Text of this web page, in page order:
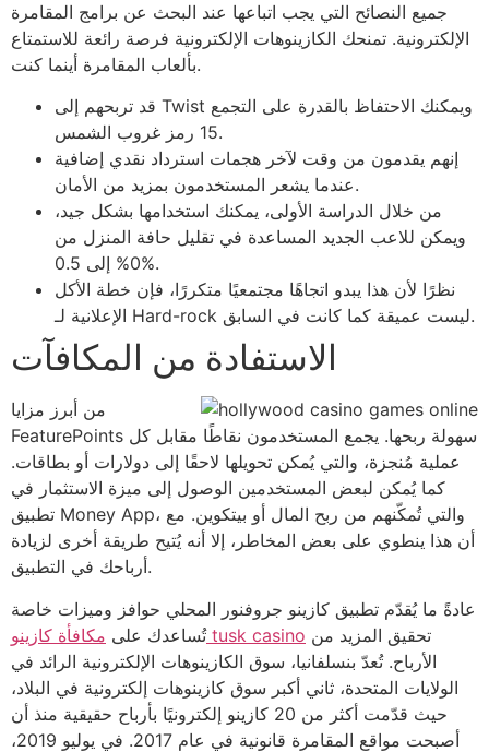
جميع النصائح التي يجب اتباعها عند البحث عن برامج المقامرة
الإلكترونية. تمنحك الكازينوهات الإلكترونية فرصة رائعة للاستمتاع
بألعاب المقامرة أينما كنت.
قد تربحهم إلى Twist ويمكنك الاحتفاظ بالقدرة على التجمع
15 رمز غروب الشمس.
إنهم يقدمون من وقت لآخر هجمات استرداد نقدي إضافية
عندما يشعر المستخدمون بمزيد من الأمان.
من خلال الدراسة الأولى، يمكنك استخدامها بشكل جيد،
ويمكن للاعب الجديد المساعدة في تقليل حافة المنزل من
0% إلى 0.5%.
نظرًا لأن هذا يبدو اتجاهًا مجتمعيًا متكررًا، فإن خطة الأكل
الإعلانية لـ Hard-rock ليست عميقة كما كانت في السابق.
الاستفادة من المكافآت
من أبرز مزايا
FeaturePoints سهولة ربحها. يجمع المستخدمون نقاطًا مقابل كل
عملية مُنجزة، والتي يُمكن تحويلها لاحقًا إلى دولارات أو بطاقات.
كما يُمكن لبعض المستخدمين الوصول إلى ميزة الاستثمار في
تطبيق Money App، والتي تُمكّنهم من ربح المال أو بيتكوين. مع
أن هذا ينطوي على بعض المخاطر، إلا أنه يُتيح طريقة أخرى لزيادة
أرباحك في التطبيق.
عادةً ما يُقدّم تطبيق كازينو جروفنور المحلي حوافز وميزات خاصة
تُساعدك علىمكافأة كازينو tusk casino
الأرباح. تُعدّ بنسلفانيا، سوق الكازينوهات الإلكترونية الرائد في
الولايات المتحدة، ثاني أكبر سوق كازينوهات إلكترونية في البلاد،
حيث قدّمت أكثر من 20 كازينو إلكترونيًا بأرباح حقيقية منذ أن
أصبحت مواقع المقامرة قانونية في عام 2017. في يوليو 2019،